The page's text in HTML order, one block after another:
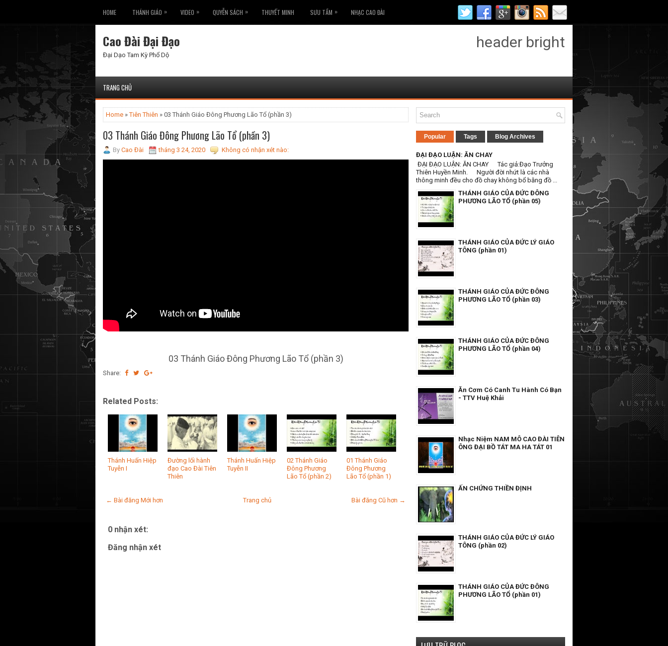
HOME THÁNH GIÁO » VIDEO » QUYỄN SÁCH » THUYẾT MINH SƯU TẦM » NHẠC CAO ĐÀI
Cao Đài Đại Đạo
Đại Dạo Tam Kỳ Phổ Dộ
header bright
TRANG CHỦ
Home »Tiên Thiên » 03 Thánh Giáo Đông Phương Lão Tổ (phần 3)
03 Thánh Giáo Đông Phương Lão Tổ (phần 3)
By Cao Đài tháng 3 24, 2020 Không có nhận xét nào:
03 Thánh Giáo Đông Phương Lão Tổ (phần 3)
Share:
Related Posts:
Thánh Huấn Hiệp
Tuyễn I
Đường lối hành
đạo Cao Đài Tiên
Thiên
Thánh Huấn Hiệp
Tuyễn II
02 Thánh Giáo
Đông Phương
Lão Tổ (phần 2)
01 Thánh Giáo
Đông Phương
Lão Tổ (phần 1)
← Bài đăng Mới hơn Bài đăng Cũ hơn →
Trang chủ
0 nhận xét:
Đăng nhận xét
Popular Tags Blog Archives
ĐẠI ĐẠO LUẬN: ĂN CHAY
ĐẠI ĐẠO LUẬN: ĂN CHAY Tác giả:Đạo Trưởng
Thiên Huyền Minh. Người đời nhứt là các nhà
thông minh đều cho đồ chay không bổ bằng đồ ...
THÁNH GIÁO CỦA ĐỨC ĐÔNG
PHƯƠNG LÃO TỔ (phần 05)
THÁNH GIÁO CỦA ĐỨC LÝ GIÁO
TÔNG (phần 01)
THÁNH GIÁO CỦA ĐỨC ĐÔNG
PHƯƠNG LÃO TỔ (phần 03)
THÁNH GIÁO CỦA ĐỨC ĐÔNG
PHƯƠNG LÃO TỔ (phần 04)
Ăn Cơm Có Canh Tu Hành Có Bạn
- TTV Huệ Khải
Nhạc Niệm NAM MÔ CAO ĐÀI TIÊN
ÔNG ĐẠI BỒ TÁT MA HA TÁT 01
ẤN CHỨNG THIỀN ĐỊNH
THÁNH GIÁO CỦA ĐỨC LÝ GIÁO
TÔNG (phần 02)
THÁNH GIÁO CỦA ĐỨC ĐÔNG
PHƯƠNG LÃO TỔ (phần 01)